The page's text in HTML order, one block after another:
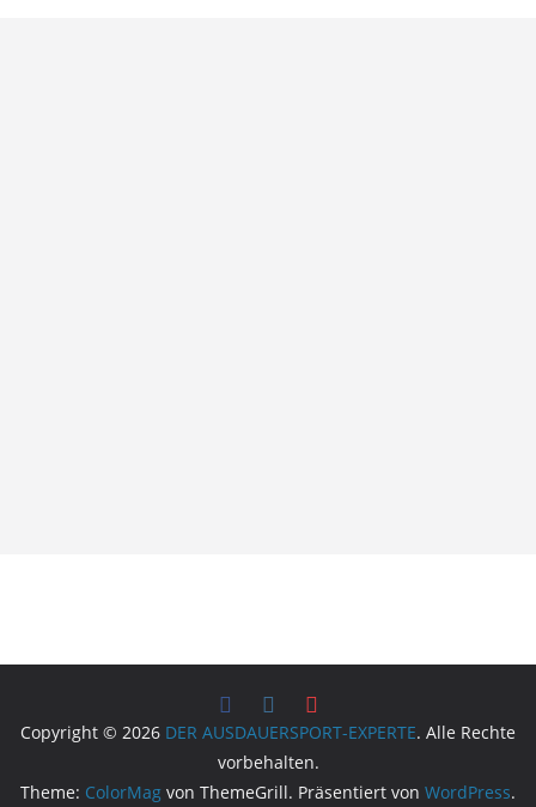
Copyright © 2026 DER AUSDAUERSPORT-EXPERTE. Alle Rechte
vorbehalten.
Theme: ColorMag von ThemeGrill. Präsentiert von WordPress.